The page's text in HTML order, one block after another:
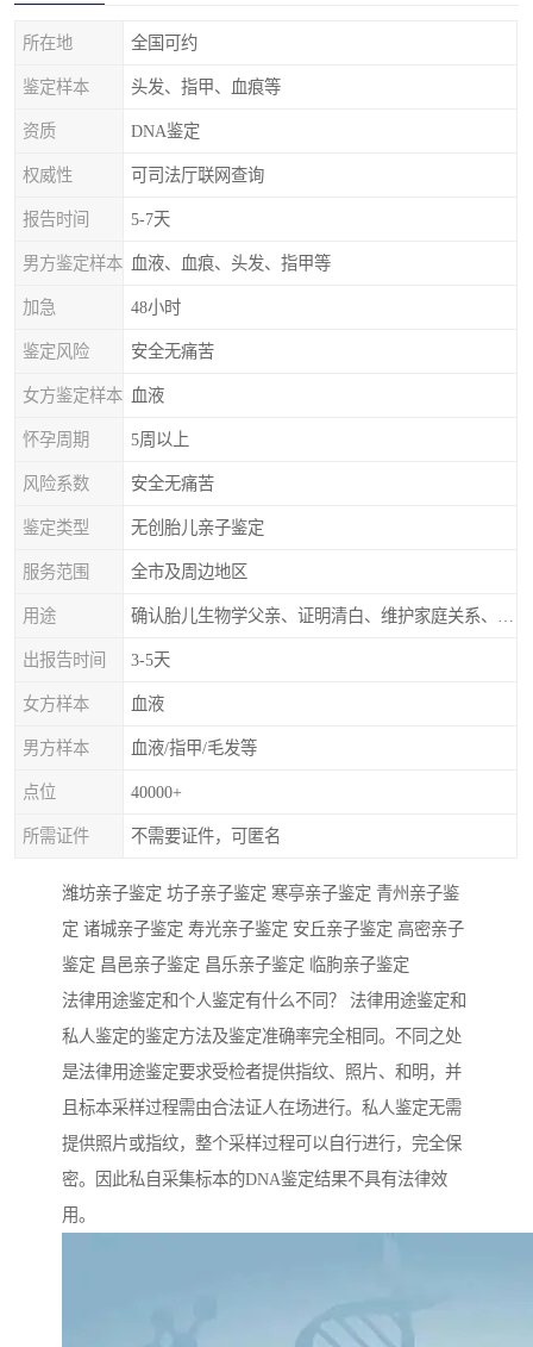
所在地 全国可约
鉴定样本 头发、指甲、血痕等
资质 DNA鉴定
权威性 可司法厅联网查询
报告时间 5-7天
男方鉴定样本 血液、血痕、头发、指甲等
加急 48小时
鉴定风险 安全无痛苦
女方鉴定样本 血液
怀孕周期 5周以上
风险系数 安全无痛苦
鉴定类型 无创胎儿亲子鉴定
服务范围 全市及周边地区
用途
出报告时间 3-5天
女方样本 血液
男方样本 血液/指甲/毛发等
点位 40000+
所需证件 不需要证件，可匿名
潍坊亲子鉴定 坊子亲子鉴定 寒亭亲子鉴定 青州亲子鉴
定 诸城亲子鉴定 寿光亲子鉴定 安丘亲子鉴定 高密亲子
鉴定 昌邑亲子鉴定 昌乐亲子鉴定 临朐亲子鉴定
法律用途鉴定和个人鉴定有什么不同？ 法律用途鉴定和
私人鉴定的鉴定方法及鉴定准确率完全相同。不同之处
是法律用途鉴定要求受检者提供指纹、照片、和明，并
且标本采样过程需由合法证人在场进行。私人鉴定无需
提供照片或指纹，整个采样过程可以自行进行，完全保
密。因此私自采集标本的DNA鉴定结果不具有法律效
用。